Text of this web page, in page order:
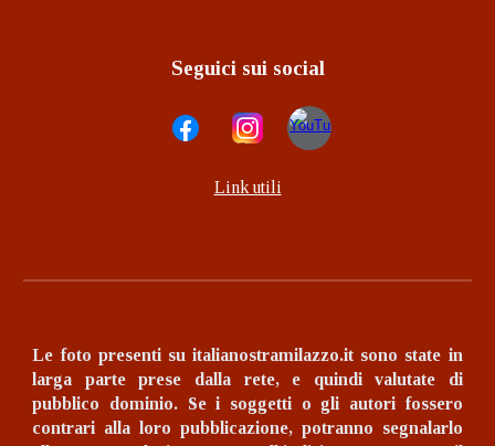
Seguici sui social
Link utili
Le foto presenti su italianostramilazzo.it sono state in
larga parte prese dalla rete, e quindi valutate di
pubblico dominio. Se i soggetti o gli autori fossero
contrari alla loro pubblicazione, potranno segnalarlo